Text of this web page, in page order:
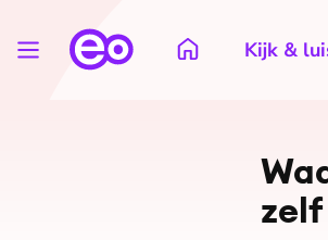
Kijk &